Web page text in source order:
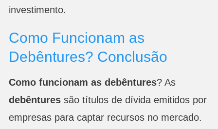
investimento.
Como Funcionam as
Debêntures? Conclusão
Como funcionam as debêntures? As
debênturessão títulos de dívida emitidos por
empresas para captar recursos no mercado.